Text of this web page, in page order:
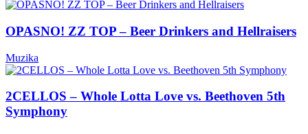
OPASNO! ZZ TOP – Beer Drinkers and Hellraisers
Muzika
2CELLOS – Whole Lotta Love vs. Beethoven 5th
Symphony